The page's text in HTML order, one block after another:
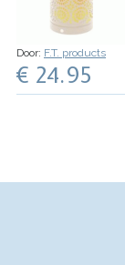
Door: F.T. products
€ 24.95